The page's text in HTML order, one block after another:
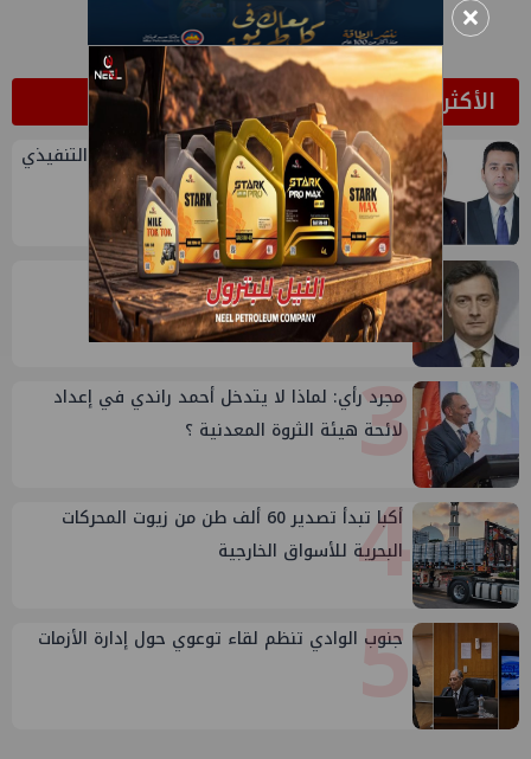
الأكثر قراءة
1
تعيين أحمد شتا ووليد أنور نائبين للرئيس التنفيذي
للهيئة
2
إيني تعين مديراً جديد لها في مصر
3
مجرد رأي: لماذا لا يتدخل أحمد راندي في إعداد
لائحة هيئة الثروة المعدنية ؟
4
أكبا تبدأ تصدير 60 ألف طن من زيوت المحركات
البحرية للأسواق الخارجية
5
جنوب الوادي تنظم لقاء توعوي حول إدارة الأزمات
×